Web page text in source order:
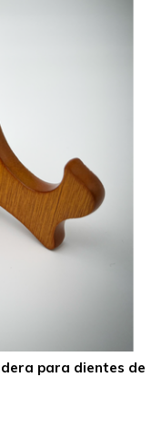
para dientes de